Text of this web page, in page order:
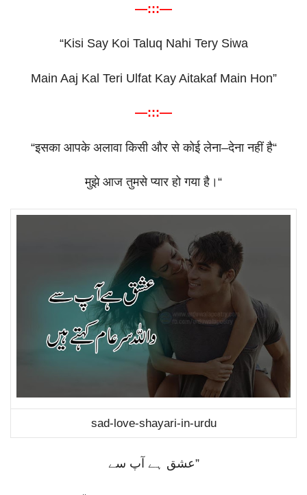
—:::—
“Kisi Say Koi Taluq Nahi Tery Siwa
Main Aaj Kal Teri Ulfat Kay Aitakaf Main Hon”
—:::—
“इसका आपके अलावा किसी और से कोई लेना–देना नहीं है“
मुझे आज तुमसे प्यार हो गया है। “
sad-love-shayari-in-urdu
عشق ہے آپ سے”